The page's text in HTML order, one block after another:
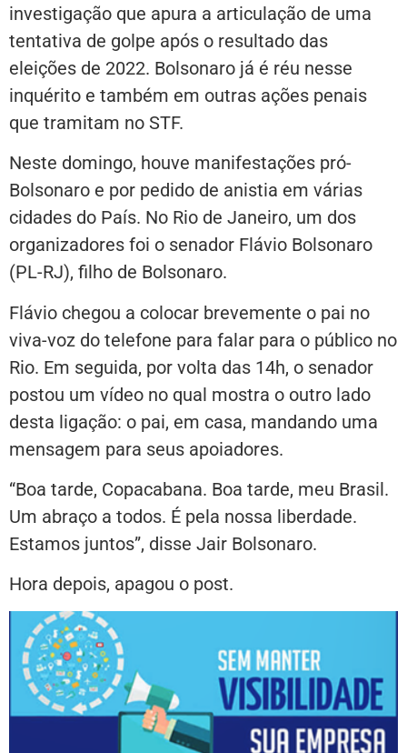
investigação que apura a articulação de uma
tentativa de golpe após o resultado das
eleições de 2022. Bolsonaro já é réu nesse
inquérito e também em outras ações penais
que tramitam no STF.
Neste domingo, houve manifestações pró-
Bolsonaro e por pedido de anistia em várias
cidades do País. No Rio de Janeiro, um dos
organizadores foi o senador Flávio Bolsonaro
(PL-RJ), filho de Bolsonaro.
Flávio chegou a colocar brevemente o pai no
viva-voz do telefone para falar para o público no
Rio. Em seguida, por volta das 14h, o senador
postou um vídeo no qual mostra o outro lado
desta ligação: o pai, em casa, mandando uma
mensagem para seus apoiadores.
“Boa tarde, Copacabana. Boa tarde, meu Brasil.
Um abraço a todos. É pela nossa liberdade.
Estamos juntos”, disse Jair Bolsonaro.
Hora depois, apagou o post.